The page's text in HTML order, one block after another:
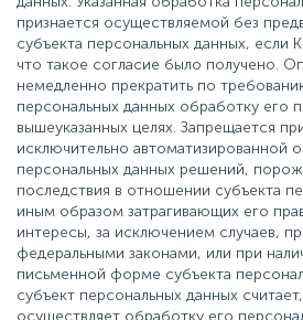
признается осуществляемой без
субъекта персональных данных, если
что такое согласие было получено.
немедленно прекратить по
персональных данных обработку его
вышеуказанных целях. Запрещается
исключительно автоматизированной
персональных данных решений,
последствия в отношении субъекта
иным образом затрагивающих его
интересы, за исключением случаев,
федеральными законами, или при
письменной форме субъекта
субъект персональных данных
осуществляет обработку его